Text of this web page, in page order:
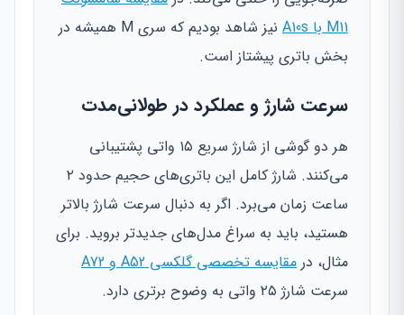
M11 با A10s
نیز شاهد بودیم که سری M همیشه در
بخش باتری پیشتاز است.
سرعت شارژ و عملکرد در طولانی‌مدت
هر دو گوشی از شارژ سریع ۱۵ واتی پشتیبانی
می‌کنند. شارژ کامل این باتری‌های حجیم حدود ۲
ساعت زمان می‌برد. اگر به دنبال سرعت شارژ بالاتر
هستید، باید به سراغ مدل‌های جدیدتر بروید. برای
مثال، در مقایسه تخصصی گلکسی A52 و A72
سرعت شارژ ۲۵ واتی به وضوح برتری دارد.